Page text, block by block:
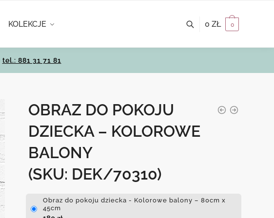
KOLEKCJE 0 ZŁ 0
tel.: 881 31 71 81
OBRAZ DO POKOJU
DZIECKA – KOLOROWE
BALONY
(SKU: DEK/70310)
Obraz do pokoju dziecka - Kolorowe balony – 80cm x
45cm